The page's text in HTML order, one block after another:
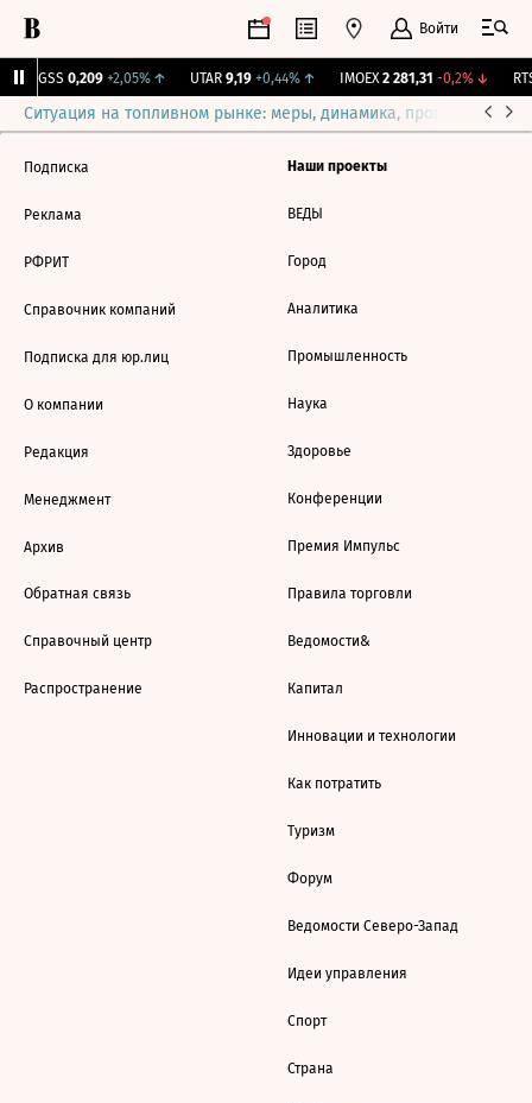
Войти
RGSS 0,209 +2,05%↑ UTAR 9,19 +0,44%↑ IMOEX 2 281,31 -0,2%↓
Ситуация на топливном рынке: меры, динамика, прогнозы
Подписка
Реклама
РФРИТ
Справочник компаний
Подписка для юр.лиц
О компании
Редакция
Менеджмент
Архив
Обратная связь
Справочный центр
Распространение
Наши проекты
ВЕДЫ
Город
Аналитика
Промышленность
Наука
Здоровье
Конференции
Премия Импульс
Правила торговли
Ведомости&
Капитал
Инновации и технологии
Как потратить
Туризм
Форум
Ведомости Северо-Запад
Идеи управления
Спорт
Страна